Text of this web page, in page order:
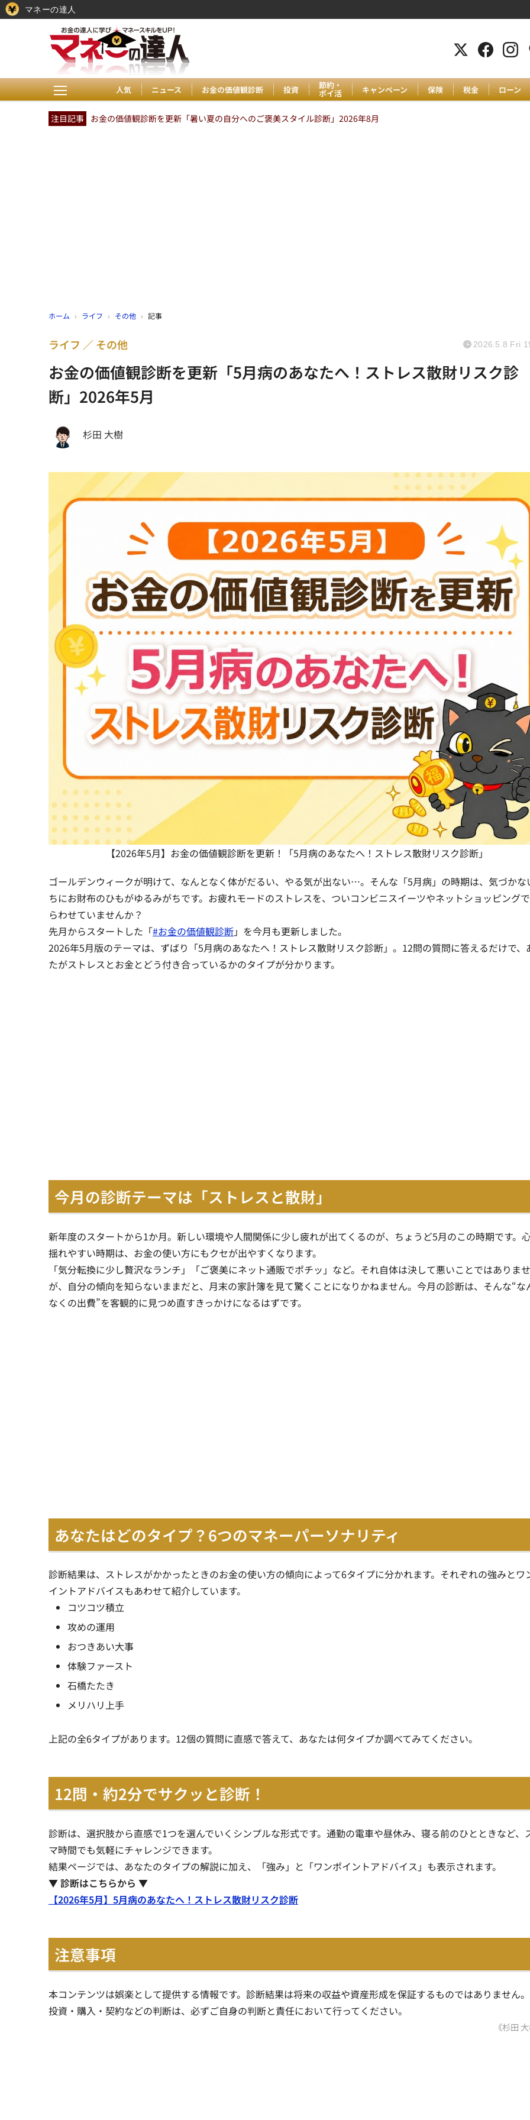
人気 ニュース お金の価値観診断 投資 節約・
ポイ活 キャンペーン 保険 税金 ローン
注目記事 お金の価値観診断を更新「暑い夏の自分へのご褒美スタイル診断」2026年8月
ホーム › ライフ › その他 › 記事
お金の価値観診断を更新「5月病のあなたへ！ストレス散財リスク診
断」2026年5月
ライフ その他 2026.5.8 Fri
杉田 大樹
【2026年5月】お金の価値観診断を更新！「5月病のあなたへ！ストレス散財リスク診断」
ゴールデンウィークが明けて、なんとなく体がだるい、やる気が出ない…。そんな「5月病」の時期は、気づかな
ちにお財布のひもがゆるみがちです。お疲れモードのストレスを、ついコンビニスイーツやネットショッピング
らわせていませんか？
先月からスタートした「#お金の価値観診断」を今月も更新しました。
2026年5月版のテーマは、ずばり「5月病のあなたへ！ストレス散財リスク診断」。12問の質問に答えるだけで、
たがストレスとお金とどう付き合っているかのタイプが分かります。
今月の診断テーマは「ストレスと散財」
新年度のスタートから1か月。新しい環境や人間関係に少し疲れが出てくるのが、ちょうど5月のこの時期です。
揺れやすい時期は、お金の使い方にもクセが出やすくなります。
「気分転換に少し贅沢なランチ」「ご褒美にネット通販でポチッ」など。それ自体は決して悪いことではありま
が、自分の傾向を知らないままだと、月末の家計簿を見て驚くことになりかねません。今月の診断は、そんな“な
なくの出費”を客観的に見つめ直すきっかけになるはずです。
あなたはどのタイプ？6つのマネーパーソナリティ
診断結果は、ストレスがかかったときのお金の使い方の傾向によって6タイプに分かれます。それぞれの強みとワ
イントアドバイスもあわせて紹介しています。
コツコツ積立
攻めの運用
おつきあい大事
体験ファースト
石橋たたき
メリハリ上手
上記の全6タイプがあります。12個の質問に直感で答えて、あなたは何タイプか調べてみてください。
12問・約2分でサクッと診断！
診断は、選択肢から直感で1つを選んでいくシンプルな形式です。通勤の電車や昼休み、寝る前のひとときなど、
マ時間でも気軽にチャレンジできます。
結果ページでは、あなたのタイプの解説に加え、「強み」と「ワンポイントアドバイス」も表示されます。
▼ 診断はこちらから ▼
【2026年5月】5月病のあなたへ！ストレス散財リスク診断
注意事項
本コンテンツは娯楽として提供する情報です。診断結果は将来の収益や資産形成を保証するものではありません。
投資・購入・契約などの判断は、必ずご自身の判断と責任において行ってください。
《杉田
マネーの達人